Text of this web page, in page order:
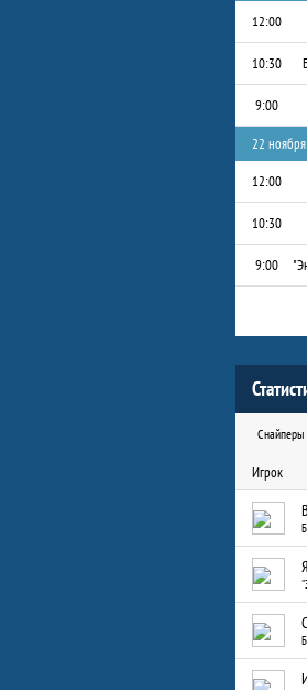
12:00
10:30
9:00
22
12:00
10:30
9:00
Снайперы
Игрок